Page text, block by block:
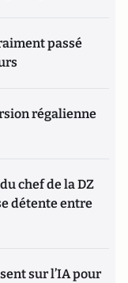
passé
régalienne
chef de la DZ
détente entre
sur l’IA pour